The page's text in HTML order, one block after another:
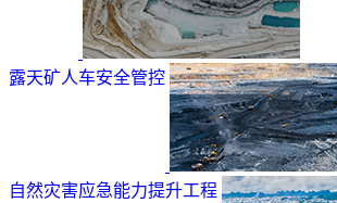
露天矿人车安全管控
自然灾害应急能力提升工程